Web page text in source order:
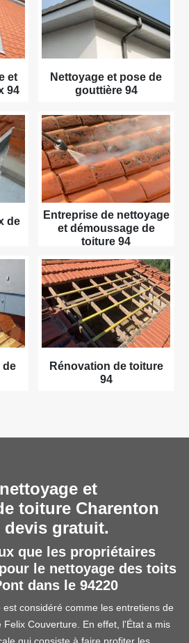
et
94
Nettoyage et pose de
gouttière 94
de
Entreprise de nettoyage
et démoussage de
toiture 94
de
Rénovation de toiture
94
et
toiture Charenton
devis gratuit.
que les propriétaires
le nettoyage des toits
dans le 94220
considéré comme les entretiens de
Felix Couverture. En effet, l'État a mis